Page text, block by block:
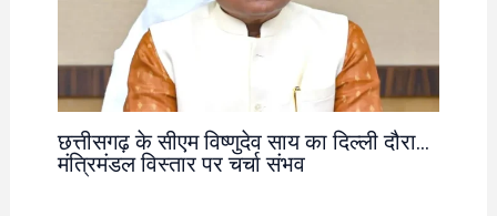
छत्तीसगढ़ के सीएम विष्णुदेव साय का दिल्ली दौरा…
मंत्रिमंडल विस्तार पर चर्चा संभव